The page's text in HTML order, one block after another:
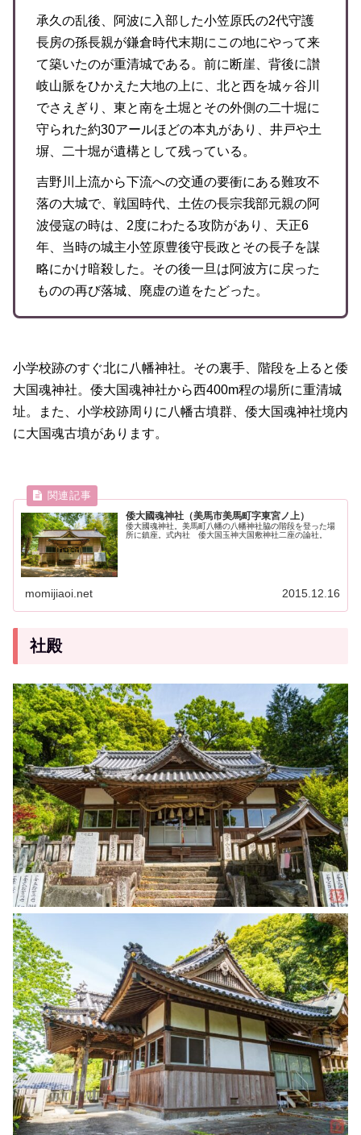
承久の乱後、阿波に入部した小笠原氏の2代守護
長房の孫長親が鎌倉時代末期にこの地にやって来
て築いたのが重清城である。前に断崖、背後に讃
岐山脈をひかえた大地の上に、北と西を城ヶ谷川
でさえぎり、東と南を土堀とその外側の二十堀に
守られた約30アールほどの本丸があり、井戸や土
塀、二十堀が遺構として残っている。
吉野川上流から下流への交通の要衝にある難攻不
落の大城で、戦国時代、土佐の長宗我部元親の阿
波侵寇の時は、2度にわたる攻防があり、天正6
年、当時の城主小笠原豊後守長政とその長子を謀
略にかけ暗殺した。その後一旦は阿波方に戻った
ものの再び落城、廃虚の道をたどった。
小学校跡のすぐ北に八幡神社。その裏手、階段を上ると倭
大国魂神社。倭大国魂神社から西400m程の場所に重清城
址。また、小学校跡周りに八幡古墳群、倭大国魂神社境内
に大国魂古墳があります。
倭大國魂神社（美馬市美馬町字東宮ノ上）
倭大國魂神社。美馬町八幡の八幡神社脇の階段を登った場
所に鎮座。式内社 倭大国玉神大国敷神社二座の論社。
momijiaoi.net 2015.12.16
社殿